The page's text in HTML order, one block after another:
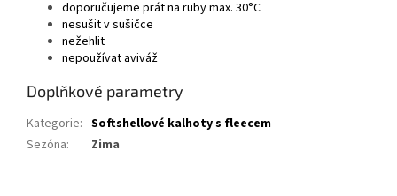
doporučujeme prát na ruby max. 30°C
nesušit v sušičce
nežehlit
nepoužívat aviváž
Doplňkové parametry
Kategorie: Softshellové kalhoty s fleecem
Sezóna: Zima